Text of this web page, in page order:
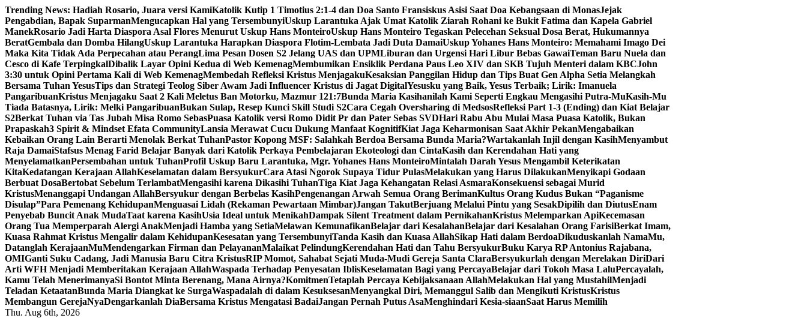
Skip
to
content
Trending News: Hadiah Rosario, Juara versi KamiKatolik Kutip 1 Timotius 2:1-4 dan Doa Santo Fransiskus Asisi Saat Doa Kebangsaan di MonasJejak
Pengabdian, Bapak SuparmanMengucapkan Hal yang TersembunyiUskup Larantuka Ajak Umat Katolik Ziarah Rohani ke Bukit Fatima dan Kapela Gabriel
ManekRosario Jadi Harta Diaspora Asal Flores Menurut Uskup Hans MonteiroUskup Hans Monteiro Tegaskan Pelecehan Seksual Dosa Berat, Hukumannya
BeratGembala dan Domba HilangUskup Larantuka Harapkan Diaspora Flotim-Lembata Jadi Duta DamaiUskup Yohanes Hans Monteiro: Memahami Imago Dei
Maka Kita Tidak Ada Perpecahan atau PerangLima Pesan Dosen S2 Jelang UAS dan UPMLiburan dan Urgensi Hari Libur Bebas GawaiTeman Baru Nuela dan
Cesco di Kafe TerpingkalDibalik Layar Opini Kedua di Web KemenagMembumikan Ensiklik Perdana Paus Leo XIV dan SKB Tujuh Menteri dalam KBCJohn
3:30 untuk Opini Pertama Kali di Web KemenagMembedah Refleksi Kristus MenjagakuKesaksian Panggilan Hidup dan Tips Buat Gen Alpha Setia Melangkah
Bersama Tuhan YesusTips dan Strategi Teolog Siber Awam Jadi Influencer Kristus di Jagat DigitalYesusku yang Baik, Yesus Terbaik; Lirik: Imanuela
PangaribuanKristus Menjagaku Saat 2 Kali Meletus Ban Motorku, Mazmur 121:7Bunda Maria Kasihanilah Kami Seperti Engkau Mengasihi Putra-MuKasih-Mu
Tiada Batasnya, Lirik: Melki PangaribuanBukan Sulap, Resep Kunci Skill Studi S2Cara Cegah Oversharing di MedsosRefleksi Part 1-3 (Ending) dan Kiat Belajar
S2Berkat Tuhan via Tas Jubah Misa Romo SebasPuasa Katolik versi Romo Didit Pr dan Pater Sebas SVDHari Rabu Abu Mulai Masa Puasa Katolik, Bukan
Prapaskah3 Spirit & Mindset Efata CommunityLansia Merawat Cucu Dukung Manfaat KognitifKiat Jaga Keharmonisan Saat Akhir PekanMengabaikan
Kebaikan Orang Lain Berarti Menolak Berkat TuhanPastor Kopong MSF: Salahkah Berdoa Bersama Bunda Maria?Wartakanlah Injil dengan KasihMenyambut
Raja DamaiStafsus Menag Farid Belajar Banyak dari Katolik Perkaya Pembelajaran Ekoteologi dan CintaKasih dan Kerendahan Hati yang
MenyelamatkanPersembahan untuk TuhanProfil Uskup Baru Larantuka, Mgr. Yohanes Hans MonteiroMintalah Darah Yesus Mengambil Keterikatan
KitaKedatangan Kerajaan AllahKeselamatan dalam BersyukurCara Atasi Ngorok Supaya Tidur PulasMelakukan yang Harus DilakukanMenyikapi Godaan
Berbuat DosaBertobat Sebelum TerlambatMengasihi karena Dikasihi TuhanTiga Kiat Jaga Kehangatan Relasi AsmaraKonsekuensi sebagai Murid
KristusMenanggapi Undangan AllahBersyukur dengan Berbelas KasihPengenangan Arwah Semua Orang BerimanKultus Orang Kudus Bukan “Paganisme
Disulap”Para Pemenang KehidupanMenguasai Lidah (Rekaman Pewartaan Mimbar)Jangan TakutBerjuang Melalui Pintu yang SesakDipilih dan DiutusEnam
Penyebab Buncit Anak MudaTaat karena KasihUsia Ideal untuk MenikahDampak Silent Treatment dalam PernikahanKristus Melemparkan ApiKecemasan
Orang Tua Memperparah Alergi AnakMenjadi Hamba yang SetiaMelawan KemunafikanBelajar dari KesalahanBelajar dari Kesalahan Orang FarisiBerkat Imam,
Kuasa Rahmat Kristus Mengalir dalam KehidupanKesesatan yang TersembunyiTanda Kasih dan Kuasa AllahSikap Hati dalam BerdoaDikuduskanlah NamaMu,
Datanglah KerajaanMuMendengarkan Firman dan PelayananMalaikat PelindungKerendahan Hati dan Tahu BersyukurBuku Karya RP Antonius Rajabana,
OMIGanti Suku Cadang, Jadi Manusia Baru Citra KristusRIP Momot, Sahabat Sejati Muda-Mudi Gereja Santa ClaraBersyukurlah dengan Merelakan DiriDari
Arti WFH Menjadi Memberitakan Kerajaan AllahWaspada Terhadap Penyesatan IblisKeselamatan Bagi yang PercayaBelajar dari Tokoh Masa LaluPercayalah,
Kamu Telah MenerimanyaSi Bontot Minta Berenang, Mana Airnya?KomitmenTetaplah Percaya Kebijaksanaan AllahMelakukan Hal yang MustahilMenjadi
Teladan KetaatanBunda Maria Diangkat ke SurgaWaspadalah di dalam KesuksesanMenyangkal Diri, Memanggul Salib dan Mengikuti KristusKristus
Membangun GerejaNyaDengarkanlah DiaBersama Kristus Mengatasi BadaiJangan Pernah Putus AsaMenghindari Kesia-siaanSaat Harus Memilih
Thu. Aug 6th, 2026